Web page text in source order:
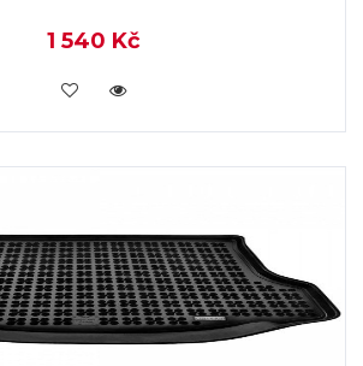
1 540 Kč
KOUPIT